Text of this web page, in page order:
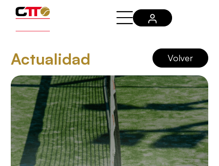
Actualidad Volver